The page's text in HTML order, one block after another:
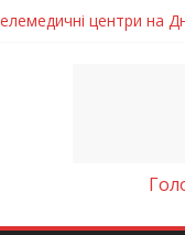
центри на
досліджують
шанс на власне
важлива правильна